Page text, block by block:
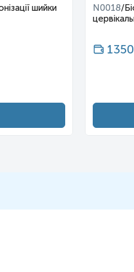
шийки
N0018/